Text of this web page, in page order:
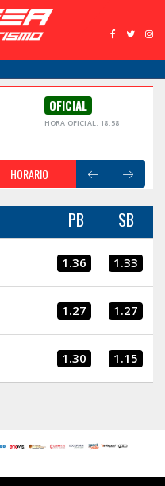
OFICIAL
HORA OFICIAL: 18:58
HORARIO
PB SB
1.36 1.33
1.27 1.27
1.30 1.15